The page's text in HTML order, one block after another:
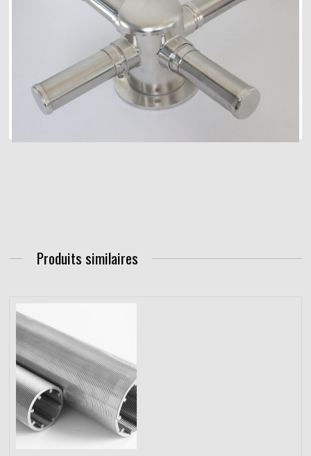
Produits similaires